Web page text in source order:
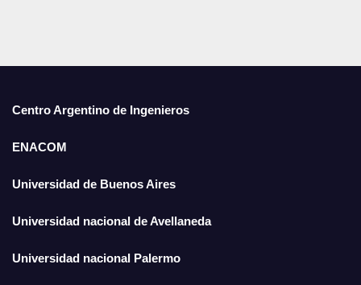
Centro Argentino de Ingenieros
ENACOM
Universidad de Buenos Aires
Universidad nacional de Avellaneda
Universidad nacional Palermo